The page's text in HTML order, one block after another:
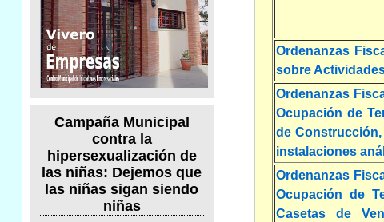
Campaña Municipal
contra la
hipersexualización de
las niñas: Dejemos que
las niñas sigan siendo
niñas
Ordenanzas
sobre
Ordenanzas
Ocupación de
de
instalaciones
Ordenanzas
Ocupación de
Casetas de